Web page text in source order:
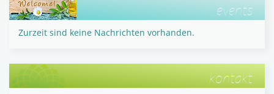
events
Zurzeit sind keine Nachrichten vorhanden.
kontakt